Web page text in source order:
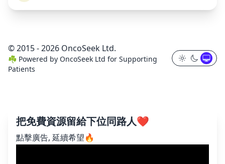
© 2015 - 2026 OncoSeek Ltd.
☘️ Powered by OncoSeek Ltd for Supporting
Patients
把免費資源留給下位同路人❤️
點擊廣告, 延續希望🔥